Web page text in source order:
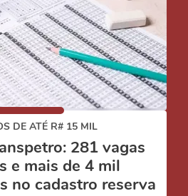
DE ATÉ R# 15 MIL
281 vagas
e mais de 4 mil
no cadastro reserva